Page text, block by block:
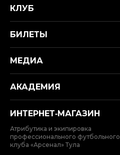
КЛУБ
БИЛЕТЫ
МЕДИА
АКАДЕМИЯ
ИНТЕРНЕТ‑МАГАЗИН
Атрибутика и экипировка
профессионального футбольного
клуба «Арсенал» Тула